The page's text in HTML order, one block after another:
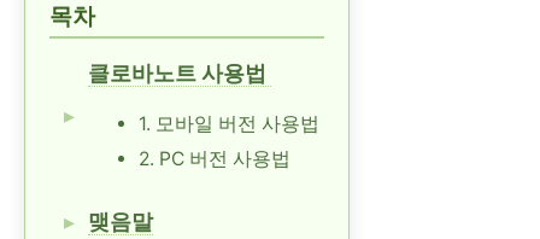
목차
클로바노트 사용법
1. 모바일 버전 사용법
2. PC 버전 사용법
맺음말